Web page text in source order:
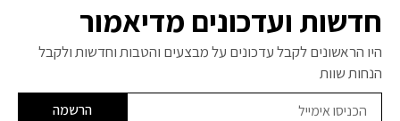
חדשות ועדכונים מדיאמור
היו הראשונים לקבל עדכונים על מבצעים והטבות וחדשות ולקבל
הנחות שוות
הרשמה